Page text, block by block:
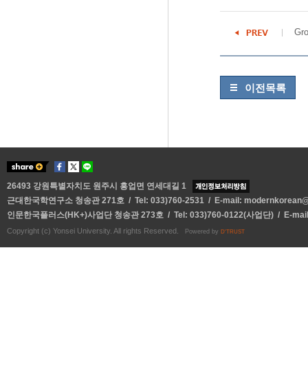
이전목록
26493 강원특별자치도 원주시 흥업면 연세대길 1
근대한국학연구소 청송관 271호 / Tel: 033)760-2531 / E-mail:
인문한국플러스(HK+)사업단 청송관 273호 / Tel: 033)760-0122(사업단) / E-
Copyright (c) Yonsei University. All rights Reserved. Powered by D'TRUST